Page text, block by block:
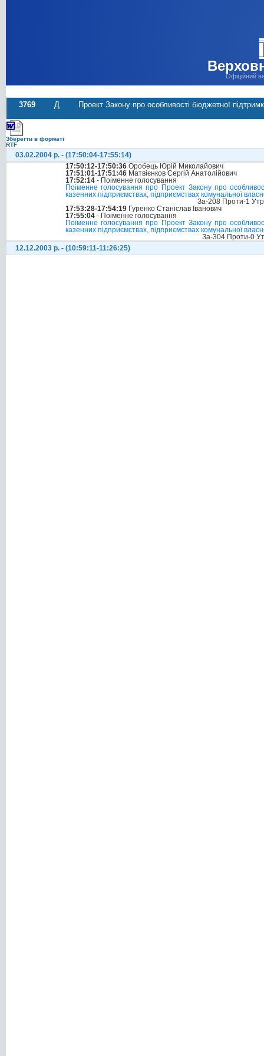
Офіційний
3769 Д Проект Закону про особливості бюджетної
Зберегти в форматі
RTF
03.02.2004 р. - (17:50:04-17:55:14)
17:50:12-17:50:36 Оробець Юрій Миколайович
17:51:01-17:51:46 Матвієнков Сергій Анатолійович
17:52:14 - Поіменне голосування
Поіменне голосування про Проект Закону про
казенних підприємствах, підприємствах комунальної
За-208 Проти-1
17:53:28-17:54:19 Гуренко Станіслав Іванович
17:55:04 - Поіменне голосування
Поіменне голосування про Проект Закону про
казенних підприємствах, підприємствах комунальної
За-304 Проти-0
12.12.2003 р. - (10:59:11-11:26:25)